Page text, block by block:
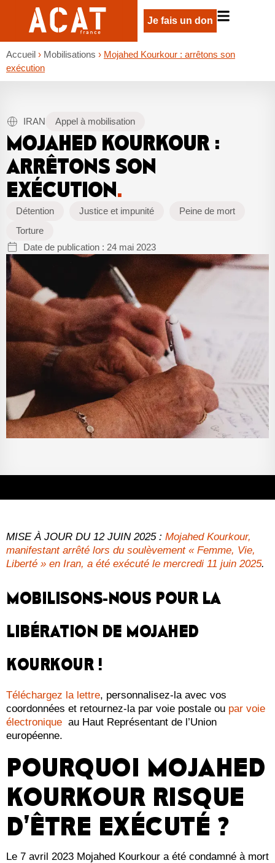
Je fais un don
Accueil › Mobilisations › Mojahed Kourkour : arrêtons son
exécution
IRAN Appel à mobilisation
MOJAHED KOURKOUR :
ARRÊTONS SON
EXÉCUTION.
Détention Justice et impunité
Peine de mort
Torture
Date de publication : 24 mai 2023
MISE À JOUR DU 12 JUIN 2025 : Mojahed Kourkour,
manifestant arrêté lors du soulèvement « Femme, Vie,
Liberté » en Iran, a été exécuté le mercredi 11 juin 2025.
MOBILISONS-NOUS POUR LA
LIBÉRATION DE MOJAHED
KOURKOUR!
Téléchargez la lettre, personnalisez-la avec vos
coordonnées et retournez-la par voie postale ou par voie
électronique au Haut Représentant de l’Union
européenne.
POURQUOI MOJAHED
KOURKOUR RISQUE
D’ÊTRE EXÉCUTÉ ?
Le 7 avril 2023 Mojahed Kourkour a été condamné à mort